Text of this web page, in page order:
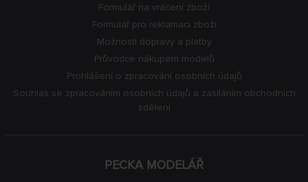
Formulář na vrácení zboží
Formulář pro reklamaci zboží
Možnosti dopravy a platby
Průvodce nákupem modelů
Prohlášení o zpracování osobních údajů
Souhlas se zpracováním osobních údajů a zasíláním obchodních
sdělení
PECKA MODELÁŘ